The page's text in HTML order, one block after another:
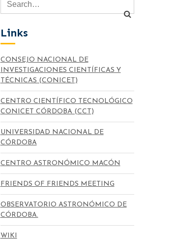
Links
CONSEJO NACIONAL DE
INVESTIGACIONES CIENTÍFICAS Y
TÉCNICAS (CONICET)
CENTRO CIENTÍFICO TECNOLÓGICO
CONICET CÓRDOBA (CCT)
UNIVERSIDAD NACIONAL DE
CÓRDOBA
CENTRO ASTRONÓMICO MACÓN
FRIENDS OF FRIENDS MEETING
OBSERVATORIO ASTRONÓMICO DE
CÓRDOBA.
WIKI